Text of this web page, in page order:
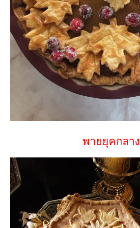
พายยุคกลาง